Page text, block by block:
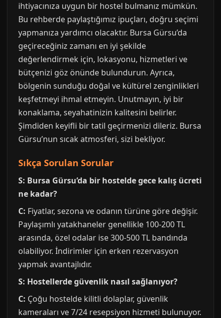
ihtiyacınıza uygun bir hostel bulmanız mümkün.
Bu rehberde paylaştığımız ipuçları, doğru seçimi
yapmanıza yardımcı olacaktır. Bursa Gürsu’da
geçireceğiniz zamanı en iyi şekilde
değerlendirmek için, lokasyonu, hizmetleri ve
bütçenizi göz önünde bulundurun. Ayrıca,
bölgenin sunduğu doğal ve kültürel zenginlikleri
keşfetmeyi ihmal etmeyin. Unutmayın, iyi bir
konaklama, seyahatinizin kalitesini belirler.
Şimdiden keyifli bir tatil geçirmenizi dileriz. Bursa
Gürsu’nun sıcak atmosferi, sizi bekliyor.
Sıkça Sorulan Sorular
S: Bursa Gürsu’da bir hostelde gece kalış ücreti
ne kadar?
C: Fiyatlar, sezona ve odanın türüne göre değişir.
Paylaşımlı yatakhaneler genellikle 100-200 TL
arasında, özel odalar ise 300-500 TL bandında
olabiliyor. İndirimler için erken rezervasyon
yapmak avantajlıdır.
S: Hostellerde güvenlik nasıl sağlanıyor?
C: Çoğu hostelde kilitli dolaplar, güvenlik
kameraları ve 7/24 resepsiyon hizmeti bulunuyor.